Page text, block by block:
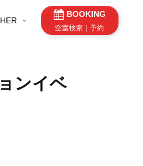
BOOKING
空室検索｜予約
ンイベ